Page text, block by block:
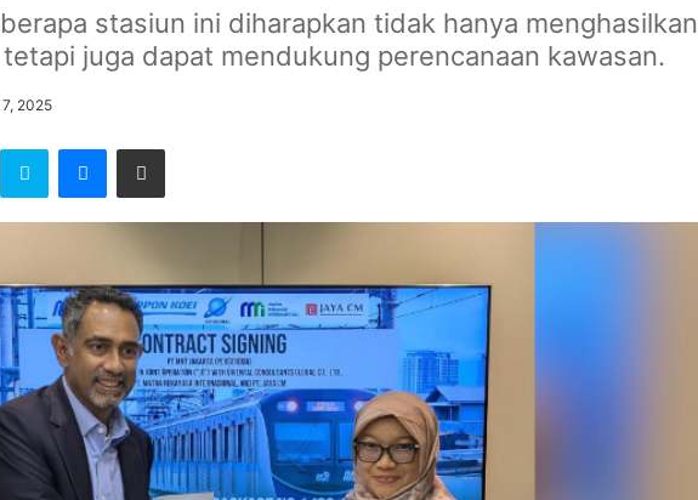
stasiun ini diharapkan tidak hanya menghasilkan
juga dapat mendukung perencanaan kawasan.
2025
Skype Messenger
Share via Email